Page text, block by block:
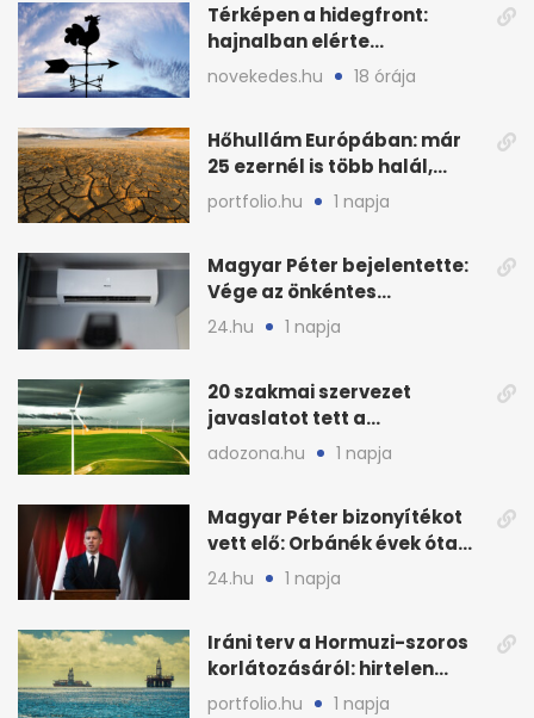
Térképen a hidegfront:
hajnalban elérte
Magyarország határát
novekedes.hu 18 órája
Hőhullám Európában: már
25 ezernél is több halál,
folytatódhat
portfolio.hu 1 napja
Magyar Péter bejelentette:
Vége az önkéntes
fogyasztáscsökkentésnek
24.hu 1 napja
20 szakmai szervezet
javaslatot tett a
fenntartható szélenergia-
adozona.hu 1 napja
Magyar Péter bizonyítékot
vett elő: Orbánék évek óta
tudtak az energiarendszer
összeomlásáról
24.hu 1 napja
Iráni terv a Hormuzi-szoros
korlátozásáról: hirtelen
megugrott az olajár
portfolio.hu 1 napja